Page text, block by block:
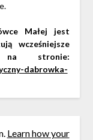
Małej jest
wcześniejsze
na stronie:
dabrowka-
Learn how your